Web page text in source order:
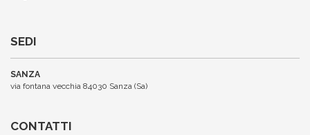
SEDI
SANZA
via fontana vecchia 84030 Sanza (Sa)
CONTATTI